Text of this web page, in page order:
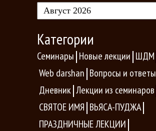
Категории
Семинары Новые лекции ШДМ
Web darshan Вопросы и ответы
Дневник Лекции из семинаров
СВЯТОЕ ИМЯ ВЬЯСА-ПУДЖА
ПРАЗДНИЧНЫЕ ЛЕКЦИИ